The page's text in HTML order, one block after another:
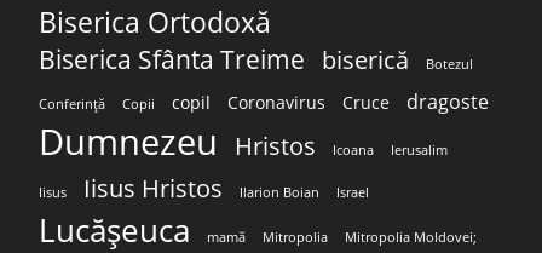
Biserica Ortodoxă
Biserica Sfânta Treime biserică Botezul
Conferință Copii copil Coronavirus Cruce dragoste
Dumnezeu Hristos Icoana Ierusalim
Iisus Iisus Hristos Ilarion Boian Israel
Lucășeuca mamă Mitropolia Mitropolia Moldovei;